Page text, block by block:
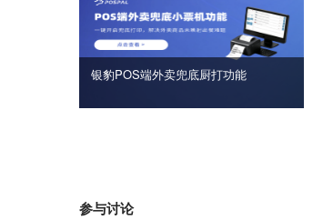
银豹POS端外卖兜底厨打功能
参与讨论